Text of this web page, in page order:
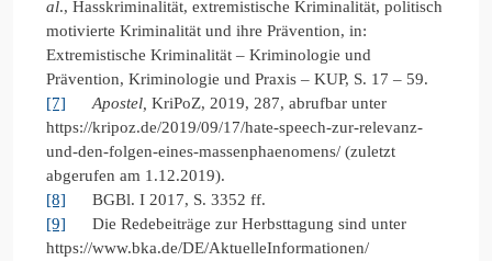
al., Hasskriminalität, extremistische Kriminalität, politisch
motivierte Kriminalität und ihre Prävention, in:
Extremistische Kriminalität – Kriminologie und
Prävention, Kriminologie und Praxis – KUP, S. 17 – 59.
[7]
Apostel, KriPoZ, 2019, 287, abrufbar unter
https://kripoz.de/2019/09/17/hate-speech-zur-relevanz-
und-den-folgen-eines-massenphaenomens/ (zuletzt
abgerufen am 1.12.2019).
[8] BGBl. I 2017, S. 3352 ff.
[9] Die Redebeiträge zur Herbsttagung sind unter
https://www.bka.de/DE/AktuelleInformationen/